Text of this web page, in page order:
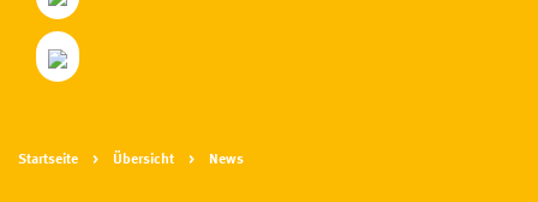
Startseite Übersicht News